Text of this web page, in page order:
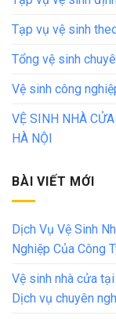
Tạp vụ vệ sinh
Tổng vệ sinh
Vệ sinh công
VỆ SINH NHÀ
HÀ NỘI
BÀI VIẾT MỚI
Dịch Vụ Vệ Sinh
Nghiệp Của Công
Vệ sinh nhà cửa
Dịch vụ chuyên